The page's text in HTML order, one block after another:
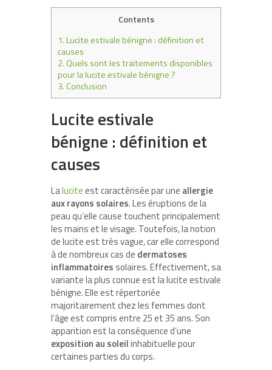
Contents
1.Lucite estivale bénigne : définition et
causes
2.Quels sont les traitements disponibles
pour la lucite estivale bénigne ?
3.Conclusion
Lucite estivale
bénigne : définition et
causes
Laluciteest caractérisée par une allergie
aux rayons solaires. Les éruptions de la
peau qu’elle cause touchent principalement
les mains et le visage. Toutefois, la notion
de lucite est très vague, car elle correspond
à de nombreux cas de dermatoses
inflammatoires solaires. Effectivement, sa
variante la plus connue est la lucite estivale
bénigne. Elle est répertoriée
majoritairement chez les femmes dont
l’âge est compris entre 25 et 35 ans. Son
apparition est la conséquence d’une
exposition au soleilinhabituelle pour
certaines parties du corps.